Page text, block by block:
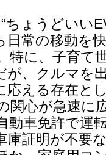
ちょうどいい
日常の移動を
特に、子育て
が、クルマを
応える存在と
関心が急速に
動車免許で運
証明が不要